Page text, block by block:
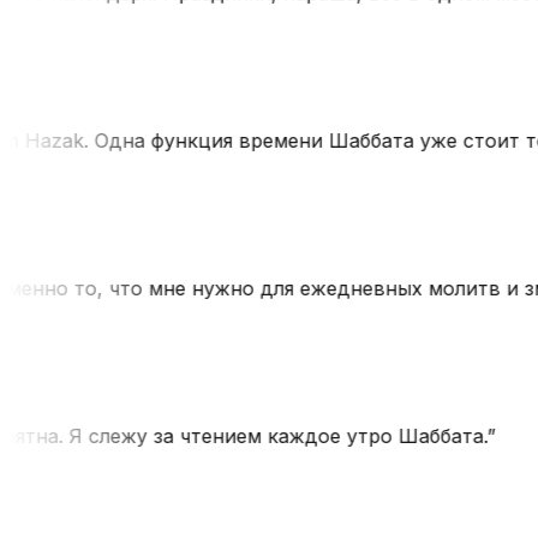
Одна функция времени Шаббата уже стоит
то, что мне нужно для ежедневных молитв и
Я слежу за чтением каждое утро Шаббата.”